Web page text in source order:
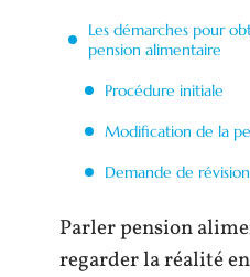
Les démarches pour
pension alimentaire
Procédure initiale
Modification de la
Demande de révision
Parler pension
regarder la réalité